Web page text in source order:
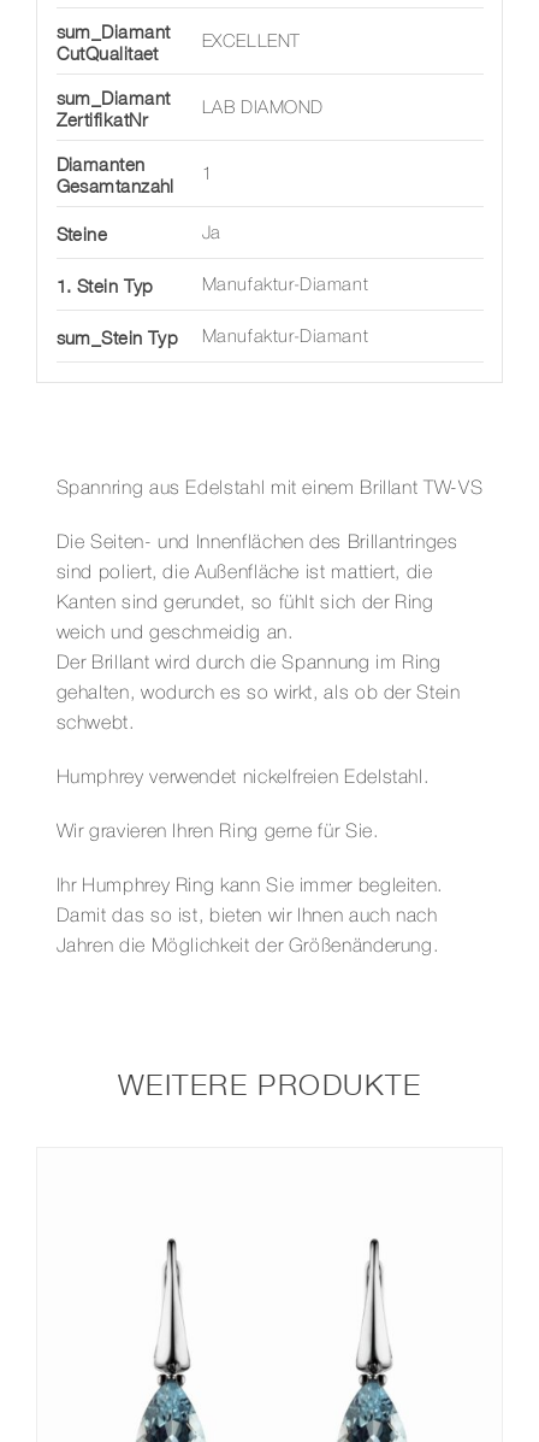
sum_Diamant
CutQualitaet
EXCELLENT
sum_Diamant
ZertifikatNr
LAB DIAMOND
Diamanten
Gesamtanzahl
1
Steine Ja
1. Stein Typ Manufaktur-Diamant
sum_Stein Typ Manufaktur-Diamant
Spannring aus Edelstahl mit einem Brillant TW-VS
Die Seiten- und Innenflächen des Brillantringes
sind poliert, die Außenfläche ist mattiert, die
Kanten sind gerundet, so fühlt sich der Ring
weich und geschmeidig an.
Der Brillant wird durch die Spannung im Ring
gehalten, wodurch es so wirkt, als ob der Stein
schwebt.
Humphrey verwendet nickelfreien Edelstahl.
Wir gravieren Ihren Ring gerne für Sie.
Ihr Humphrey Ring kann Sie immer begleiten.
Damit das so ist, bieten wir Ihnen auch nach
Jahren die Möglichkeit der Größenänderung.
WEITERE PRODUKTE